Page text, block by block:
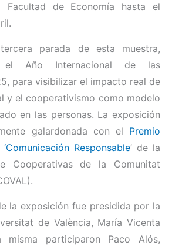
de Economía hasta el
parada de esta muestra,
el Año Internacional de las
para visibilizar el impacto real de
y el cooperativismo como modelo
en las personas. La exposición
galardonada con el Premio
Responsable’ de la
Cooperativas de la Comunitat
la exposición fue presidida por la
de València, María Vicenta
participaron Paco Alós,